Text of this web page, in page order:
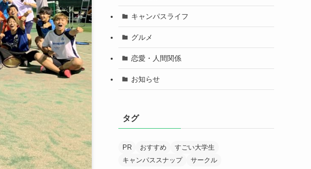
キャンパスライフ
グルメ
恋愛・人間関係
お知らせ
タグ
PR おすすめ
すごい大学生
キャンパススナップ
サークル